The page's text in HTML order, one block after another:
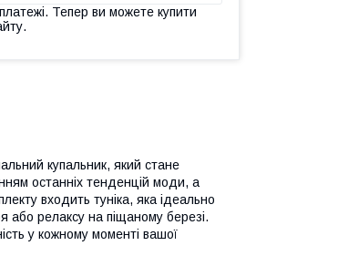
Тепер ви можете купити
купальник, який стане
останніх тенденцій моди, а
входить туніка, яка ідеально
або релаксу на піщаному березі.
у кожному моменті вашої